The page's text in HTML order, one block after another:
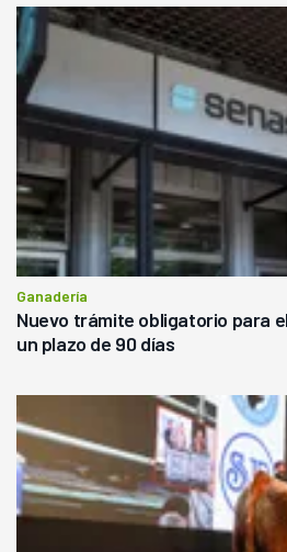
Ganadería
Nuevo trámite obligatorio para
un plazo de 90 días